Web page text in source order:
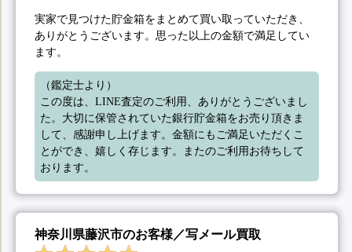
実家で見つけた貯金箱をまとめて買い取っていただき、
ありがとうございます。思った以上の金額で満足してい
ます。
（鑑定士より）
この度は、LINE査定のご利用、ありがとうございまし
た。大切に保管されていた銀行貯金箱をお売り頂きま
して、感謝申し上げます。金額にもご満足いただくこ
とができ、嬉しく存じます。またのご利用お待ちして
おります。
神奈川県藤沢市のお客様／写メール買取